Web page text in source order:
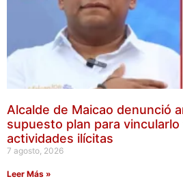
Alcalde de Maicao denunció
supuesto plan para
actividades ilícitas
7 agosto, 2026
Leer Más »